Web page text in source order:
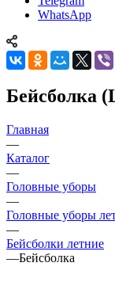
WhatsApp
Бейсболка
Главная
—
Каталог
—
Головные уборы
—
Головные уборы
—
Бейсболки летние
—Бейсболка